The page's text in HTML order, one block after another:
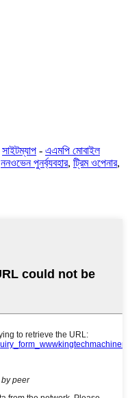
সাইটম্যাপ - এএমপি মোবাইল
ননওভেন পুনর্ব্যবহার, ট্রিম ওপেনার,